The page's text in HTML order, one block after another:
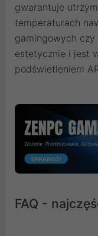
gwarantuje
temperaturach
gamingowych czy
estetycznie i jest
podświetleniem
FAQ -